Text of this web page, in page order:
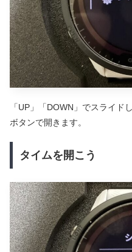
「UP」「DOWN」でスライド
ボタンで開きます。
タイムを開こう